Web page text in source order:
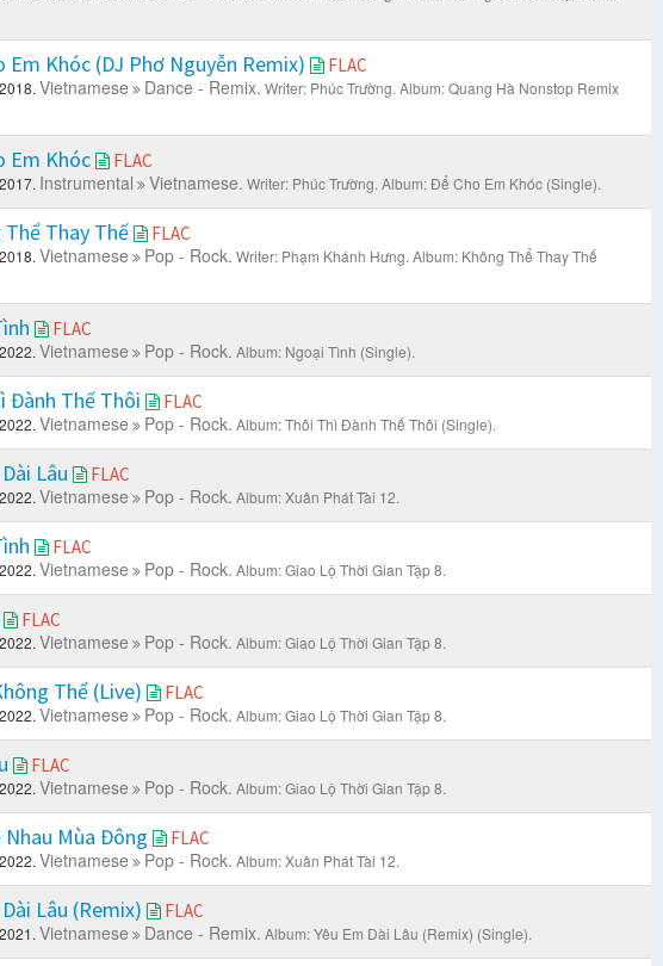
Em Khóc (DJ Phơ Nguyễn Remix) FLAC
2018. Vietnamese Dance - Remix. Writer: Phúc Trường. Album: Quang Hà Nonstop Remix
Em Khóc FLAC
2017. Instrumental Vietnamese. Writer: Phúc Trường. Album: Để Cho Em Khóc (Single).
Thể Thay Thế FLAC
2018. Vietnamese Pop - Rock. Writer: Phạm Khánh Hưng. Album: Không Thể Thay Thế
FLAC
2022. Vietnamese Pop - Rock. Album: Ngoại Tình (Single).
Đành Thế Thôi FLAC
2022. Vietnamese Pop - Rock. Album: Thôi Thì Đành Thế Thôi (Single).
Lâu FLAC
2022. Vietnamese Pop - Rock. Album: Xuân Phát Tài 12.
FLAC
2022. Vietnamese Pop - Rock. Album: Giao Lộ Thời Gian Tập 8.
FLAC
2022. Vietnamese Pop - Rock. Album: Giao Lộ Thời Gian Tập 8.
Thể (Live) FLAC
2022. Vietnamese Pop - Rock. Album: Giao Lộ Thời Gian Tập 8.
FLAC
2022. Vietnamese Pop - Rock. Album: Giao Lộ Thời Gian Tập 8.
Mùa Đông FLAC
2022. Vietnamese Pop - Rock. Album: Xuân Phát Tài 12.
Lâu (Remix) FLAC
2021. Vietnamese Dance - Remix. Album: Yêu Em Dài Lâu (Remix) (Single).